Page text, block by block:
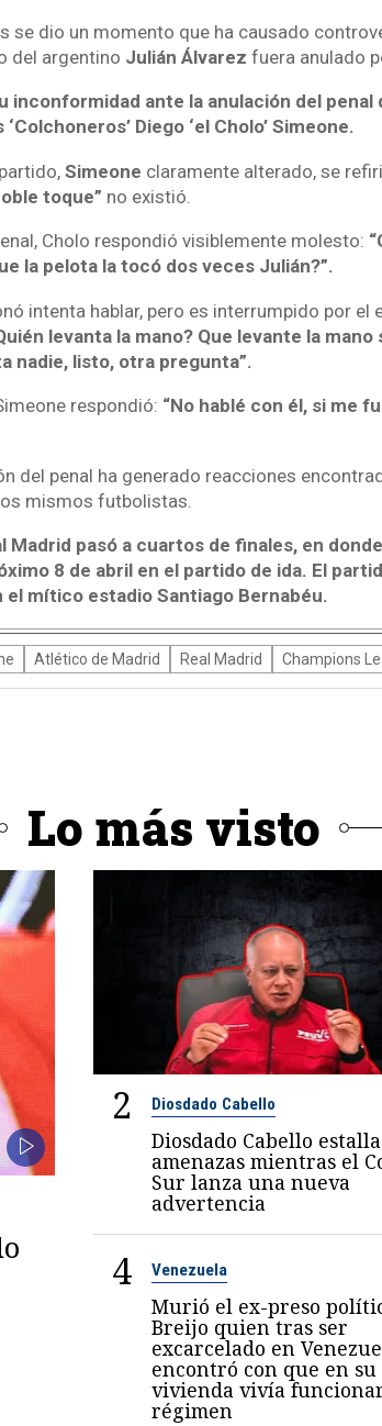
se dio un momento que ha causado
del argentino Julián Álvarez fuera anulado
inconformidad ante la anulación del penal
Diego ‘el Cholo’ Simeone.
Simeone claramente alterado, se
toque” no existió.
Cholo respondió visiblemente molesto:
la pelota la tocó dos veces Julián?”.
intenta hablar, pero es interrumpido por el
levanta la mano? Que levante la
nadie, listo, otra pregunta”.
respondió: “No hablé con él, si me
del penal ha generado reacciones
mismos futbolistas.
Madrid pasó a cuartos de finales, en
8 de abril en el partido de ida. El
el mítico estadio Santiago Bernabéu.
Atlético de Madrid Real Madrid Champions
Lo más visto
2 Diosdado Cabello
Diosdado Cabello
amenazas mientras el
Sur lanza una nueva
advertencia
4 Venezuela
Murió el ex-preso
Breijo quien tras ser
excarcelado en
encontró con que en su
vivienda vivía
régimen